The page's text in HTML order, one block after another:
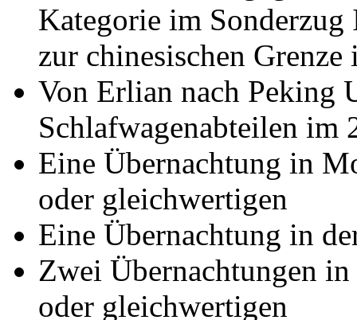
Kategorie im
zur chinesischen
Von Erlian nach Peking
Schlafwagenabteilen im
Eine Übernachtung in
oder gleichwertigen
Eine Übernachtung in
Zwei Übernachtungen
oder gleichwertigen